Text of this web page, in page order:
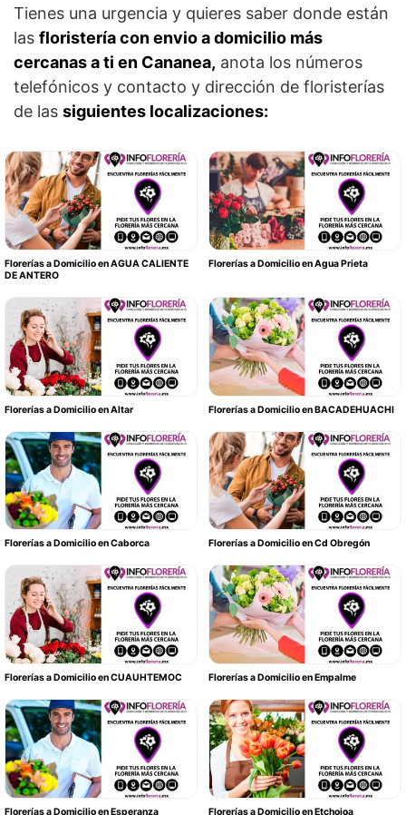
Tienes una urgencia y quieres saber donde están
las floristería con envio a domicilio más
cercanas a ti en Cananea, anota los números
telefónicos y contacto y dirección de floristerías
de las siguientes localizaciones:
Florerías a Domicilio en AGUA CALIENTE
DE ANTERO
Florerías a Domicilio en Agua Prieta
Florerías a Domicilio en Altar Florerías a Domicilio en BACADEHUACHI
Florerías a Domicilio en Caborca Florerías a Domicilio en Cd Obregón
Florerías a Domicilio en CUAUHTEMOC Florerías a Domicilio en Empalme
Florerías a Domicilio en Esperanza Florerías a Domicilio en Etchojoa